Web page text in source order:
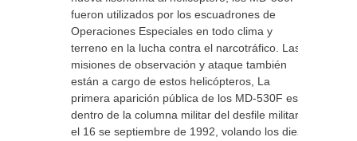
fueron utilizados por los escuadrones de
Operaciones Especiales en todo clima y
terreno en la lucha contra el narcotráfico. Las
misiones de observación y ataque también
están a cargo de estos helicópteros, La
primera aparición pública de los MD-530F es
dentro de la columna militar del desfile militar
el 16 se septiembre de 1992, volando los diez